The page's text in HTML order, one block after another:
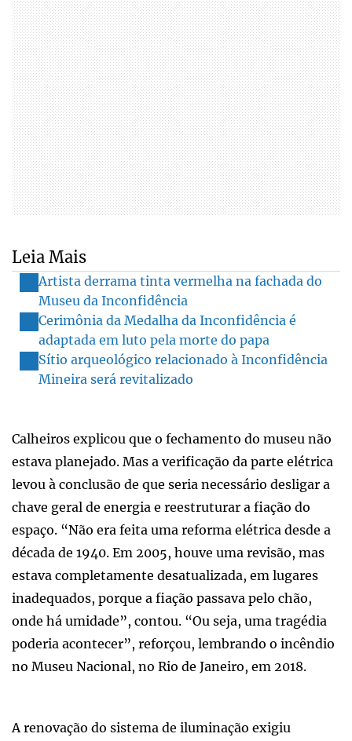
Leia Mais
Artista derrama tinta vermelha na fachada do
Museu da Inconfidência
Cerimônia da Medalha da Inconfidência é
adaptada em luto pela morte do papa
Sítio arqueológico relacionado à Inconfidência
Mineira será revitalizado
Calheiros explicou que o fechamento do museu não
estava planejado. Mas a verificação da parte elétrica
levou à conclusão de que seria necessário desligar a
chave geral de energia e reestruturar a fiação do
espaço. “Não era feita uma reforma elétrica desde a
década de 1940. Em 2005, houve uma revisão, mas
estava completamente desatualizada, em lugares
inadequados, porque a fiação passava pelo chão,
onde há umidade”, contou. “Ou seja, uma tragédia
poderia acontecer”, reforçou, lembrando o incêndio
no Museu Nacional, no Rio de Janeiro, em 2018.
A renovação do sistema de iluminação exigiu